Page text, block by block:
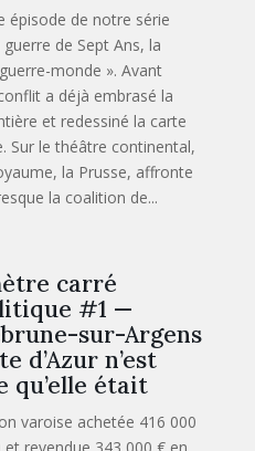
épisode de notre série
de Sept Ans, la
monde ». Avant
a déjà embrasé la
et redessiné la carte
Sur le théâtre continental,
la Prusse, affronte
la coalition de...
carré
#1 —
sur-Argens
d’Azur n’est
qu’elle était
varoise achetée 416 000